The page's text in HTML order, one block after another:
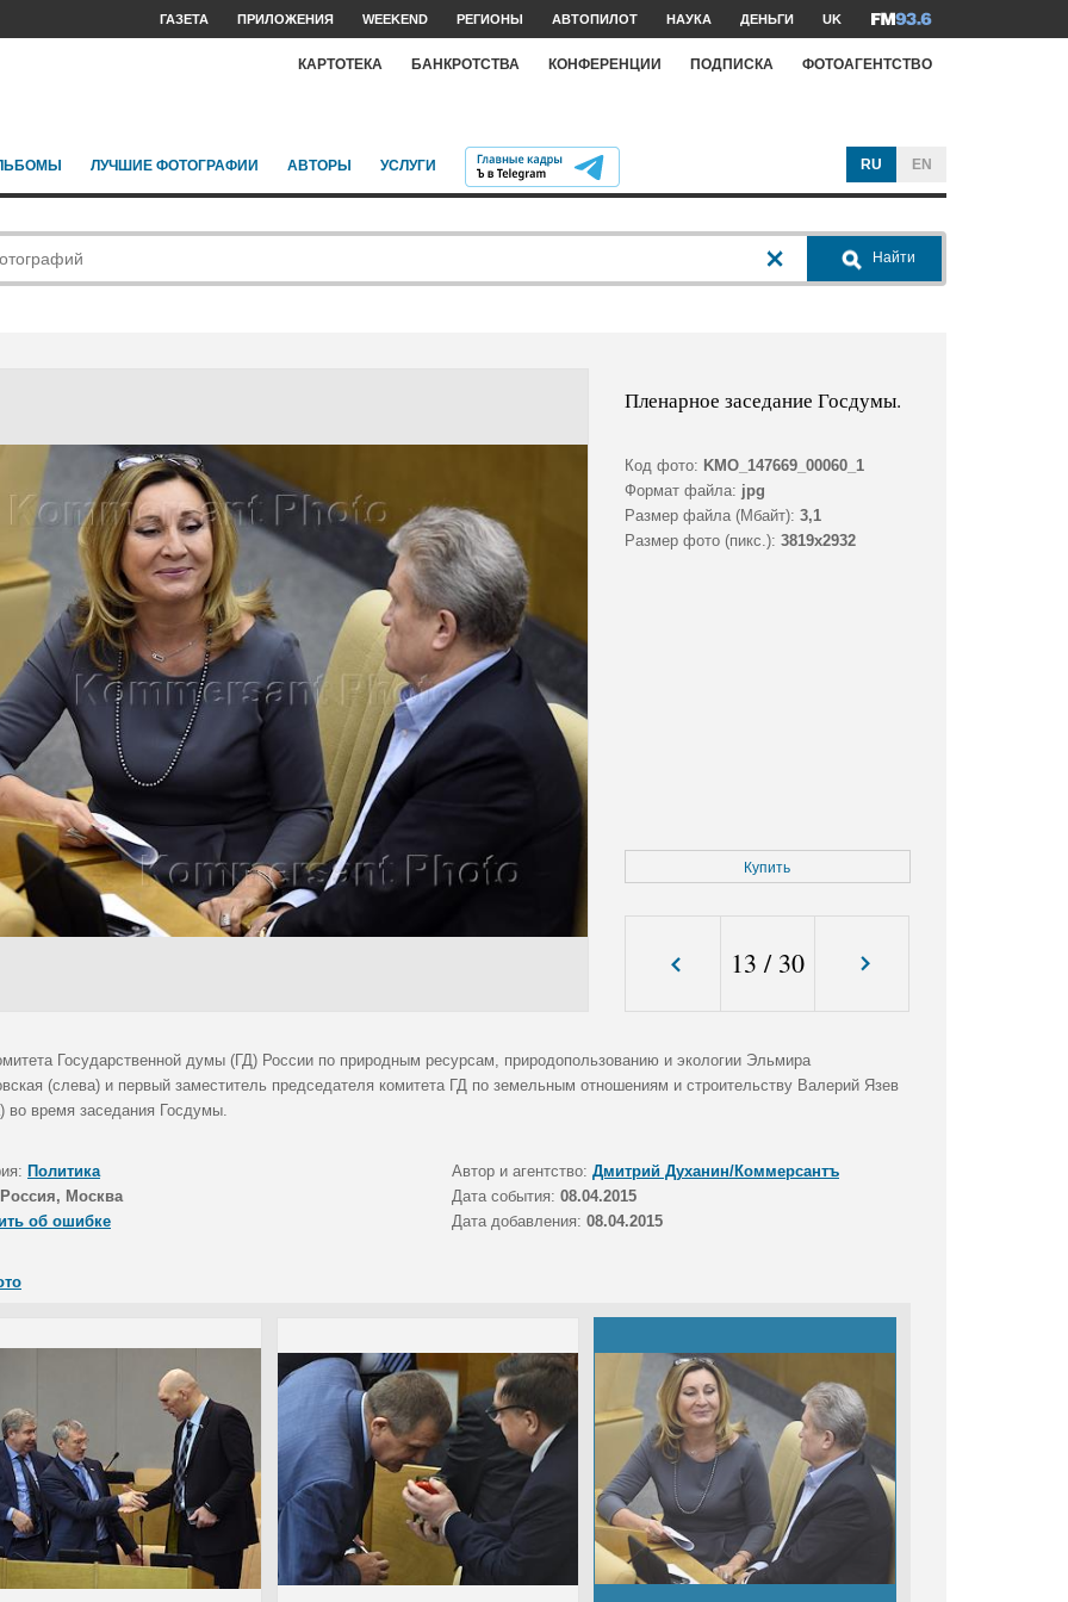
ГАЗЕТА ПРИЛОЖЕНИЯ WEEKEND РЕГИОНЫ АВТОПИЛОТ НАУКА ДЕНЬГИ UK
КАРТОТЕКА БАНКРОТСТВА КОНФЕРЕНЦИИ ПОДПИСКА ФОТОАГЕНТСТВО
ЛУЧШИЕ ФОТОГРАФИИ АВТОРЫ УСЛУГИ RU EN
Найти
Пленарное заседание Госдумы.
Код фото: KMO_147669_00060_1
Формат файла: jpg
Размер файла (Мбайт): 3,1
Размер фото (пикс.): 3819x2932
Купить
13 / 30
Государственной думы (ГД) России по природным ресурсам, природопользованию и экологии Эльмира
(слева) и первый заместитель председателя комитета ГД по земельным отношениям и строительству Валерий Язев
во время заседания Госдумы.
Политика Автор и агентство: Дмитрий Духанин/Коммерсантъ
Россия, Москва Дата события: 08.04.2015
об ошибке
Дата добавления: 08.04.2015